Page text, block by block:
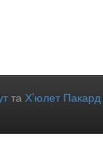
та Х’юлет Пакард